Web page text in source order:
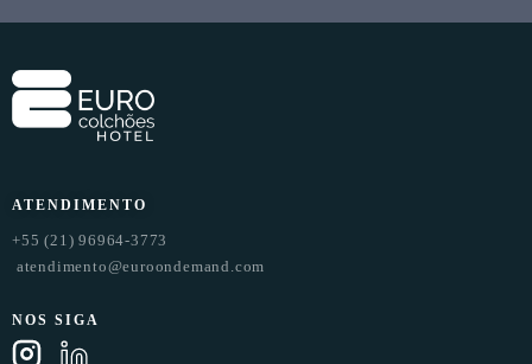
ATENDIMENTO
+55 (21) 96964-3773
atendimento@euroondemand.com
NOS SIGA